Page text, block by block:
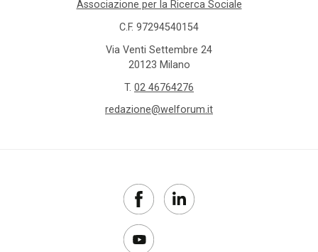
Associazione per la Ricerca Sociale
C.F. 97294540154
Via Venti Settembre 24
20123 Milano
T. 02 46764276
redazione@welforum.it